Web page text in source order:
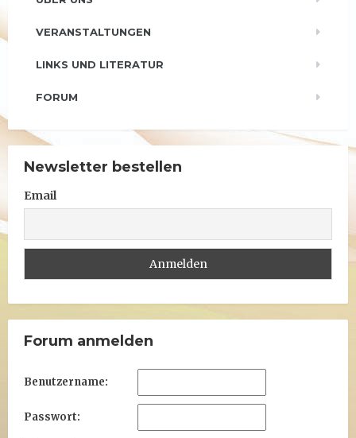
VERANSTALTUNGEN
LINKS UND LITERATUR
FORUM
Newsletter bestellen
Email
Forum anmelden
Benutzername:
Passwort: